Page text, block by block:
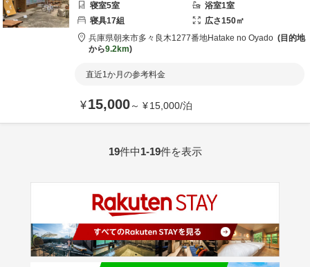
寝室5室 浴室1室
寝具17組 広さ150㎡
兵庫県朝来市多々良木1277番地Hatake no Oyado
目的地
から9.2km
直近1か月の参考料金
¥15,000～ ¥15,000/泊
19件中1-19件を表示